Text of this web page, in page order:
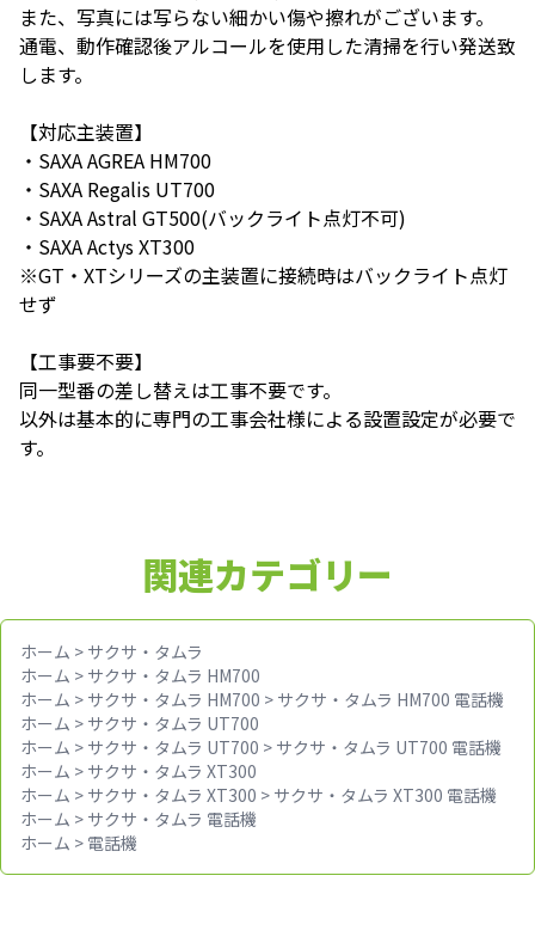
また、写真には写らない細かい傷や擦れがございます。
通電、動作確認後アルコールを使用した清掃を行い発送致
します。
【対応主装置】
・SAXA AGREA HM700
・SAXA Regalis UT700
・SAXA Astral GT500(バックライト点灯不可)
・SAXA Actys XT300
※GT・XTシリーズの主装置に接続時はバックライト点灯
せず
【工事要不要】
同一型番の差し替えは工事不要です。
以外は基本的に専門の工事会社様による設置設定が必要で
す。
関連カテゴリー
ホーム > サクサ・タムラ
ホーム > サクサ・タムラ HM700
ホーム > サクサ・タムラ HM700 > サクサ・タムラ HM700 電話機
ホーム > サクサ・タムラ UT700
ホーム > サクサ・タムラ UT700 > サクサ・タムラ UT700 電話機
ホーム > サクサ・タムラ XT300
ホーム > サクサ・タムラ XT300 > サクサ・タムラ XT300 電話機
ホーム > サクサ・タムラ 電話機
ホーム > 電話機